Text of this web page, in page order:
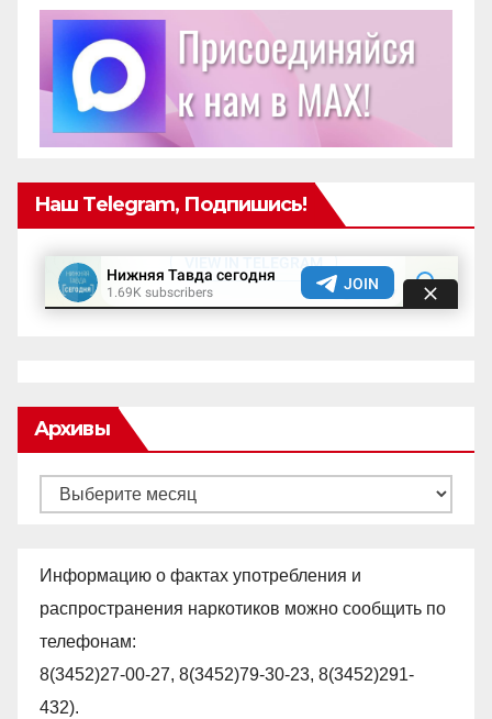
Наш Telegram, Подпишись!
Архивы
Архивы
Информацию о фактах употребления и
распространения наркотиков можно сообщить по
телефонам:
8(3452)27-00-27, 8(3452)79-30-23, 8(3452)291-
432).